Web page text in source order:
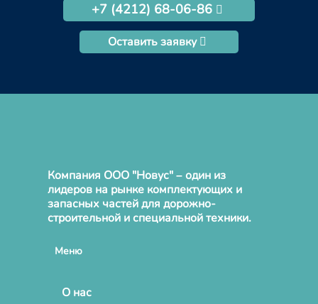
+7 (4212) 68-06-86
Оставить заявку
Компания ООО "Новус" – один из
лидеров на рынке комплектующих и
запасных частей для дорожно-
строительной и специальной техники.
Меню
О нас